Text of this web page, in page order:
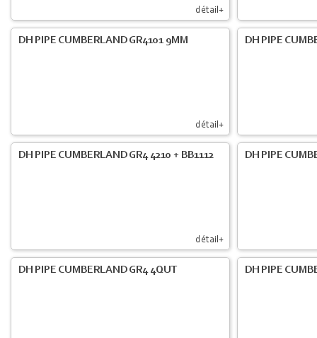
détail+
détail+
DH PIPE CUMBERLAND GR4101 9MM DH PIPE
détail+
DH PIPE CUMBERLAND GR4 4210 + BB1112 DH PIPE
DH PIPE CUMBERLAND GR4 4QUT DH PIPE